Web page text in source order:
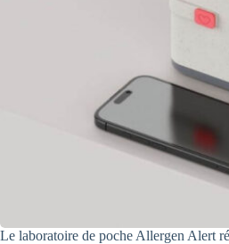
Le laboratoire de poche Allergen Alert